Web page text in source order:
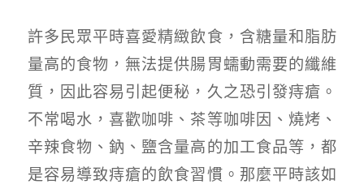
許多民眾平時喜愛精緻飲食，含糖量和脂肪
量高的食物，無法提供腸胃蠕動需要的纖維
質，因此容易引起便秘，久之恐引發痔瘡。
不常喝水，喜歡咖啡、茶等咖啡因、燒烤、
辛辣食物、鈉、鹽含量高的加工食品等，都
是容易導致痔瘡的飲食習慣。那麼平時該如